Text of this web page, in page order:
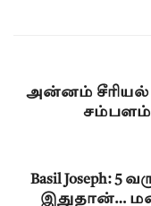
அன்னம் சீரியல்
சம்பளம்
Basil Joseph:
இதுதான்…